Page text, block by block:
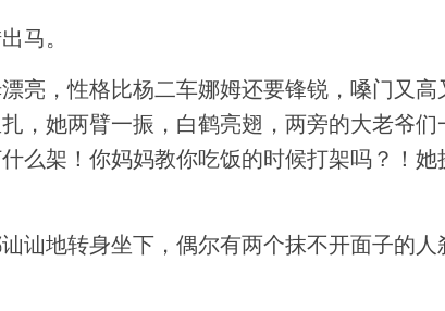
马。
亮，性格比杨二车娜姆还要锋锐，嗓门又
，她两臂一振，白鹤亮翅，两旁的大老爷
么架！你妈妈教你吃饭的时候打架吗？！
讪地转身坐下，偶尔有两个抹不开面子的